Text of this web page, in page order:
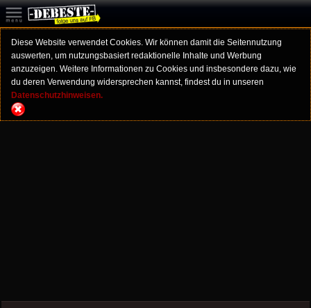
Diese Website verwendet Cookies. Wir können damit die Seitennutzung
auswerten, um nutzungsbasiert redaktionelle Inhalte und Werbung
anzuzeigen. Weitere Informationen zu Cookies und insbesondere dazu, wie
du deren Verwendung widersprechen kannst, findest du in unseren
Datenschutzhinweisen.